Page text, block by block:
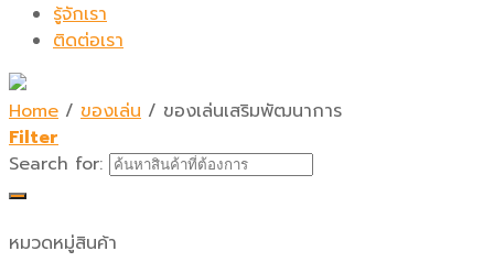
รู้จักเรา
ติดต่อเรา
Home / ของเล่น / ของเล่นเสริมพัฒนาการ
Filter
Search for:
หมวดหมู่สินค้า